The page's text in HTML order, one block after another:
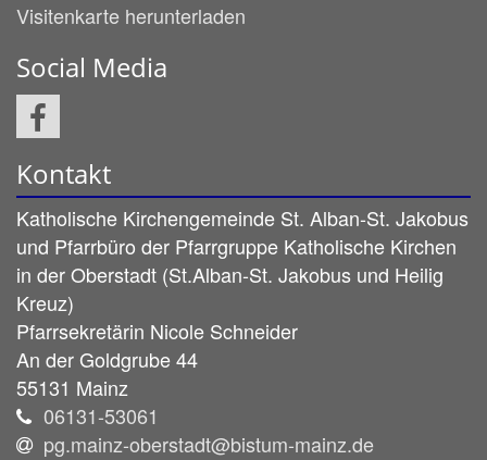
Visitenkarte herunterladen
Social Media
Kontakt
Katholische Kirchengemeinde St. Alban-St. Jakobus
und Pfarrbüro der Pfarrgruppe Katholische Kirchen
in der Oberstadt (St.Alban-St. Jakobus und Heilig
Kreuz)
Pfarrsekretärin Nicole Schneider
An der Goldgrube 44
55131 Mainz
06131-53061
pg.mainz-oberstadt@bistum-mainz.de